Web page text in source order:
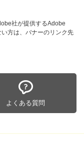
社が提供するAdobe
方は、バナーのリンク先
よくある質問